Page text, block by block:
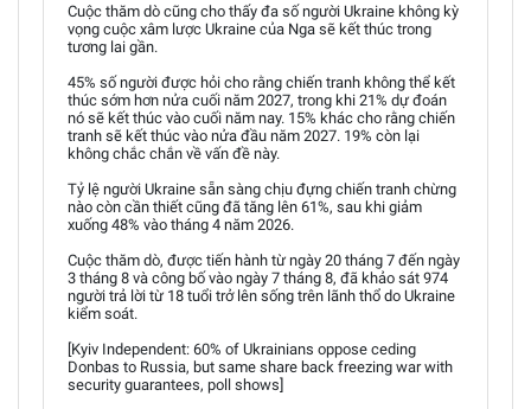
Cuộc thăm dò cũng cho thấy đa số người Ukraine không kỳ
vọng cuộc xâm lược Ukraine của Nga sẽ kết thúc trong
tương lai gần.
45% số người được hỏi cho rằng chiến tranh không thể kết
thúc sớm hơn nửa cuối năm 2027, trong khi 21% dự đoán
nó sẽ kết thúc vào cuối năm nay. 15% khác cho rằng chiến
tranh sẽ kết thúc vào nửa đầu năm 2027. 19% còn lại
không chắc chắn về vấn đề này.
Tỷ lệ người Ukraine sẵn sàng chịu đựng chiến tranh chừng
nào còn cần thiết cũng đã tăng lên 61%, sau khi giảm
xuống 48% vào tháng 4 năm 2026.
Cuộc thăm dò, được tiến hành từ ngày 20 tháng 7 đến ngày
3 tháng 8 và công bố vào ngày 7 tháng 8, đã khảo sát 974
người trả lời từ 18 tuổi trở lên sống trên lãnh thổ do Ukraine
kiểm soát.
[Kyiv Independent: 60% of Ukrainians oppose ceding
Donbas to Russia, but same share back freezing war with
security guarantees, poll shows]